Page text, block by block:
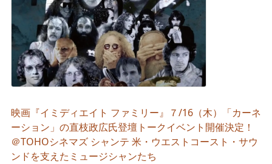
映画『イミディエイト ファミリー』７/16（木）「カーネ
ーション」の直枝政広氏登壇トークイベント開催決定！
＠TOHOシネマズ シャンテ 米・ウエストコースト・サウ
ンドを支えたミュージシャンたち